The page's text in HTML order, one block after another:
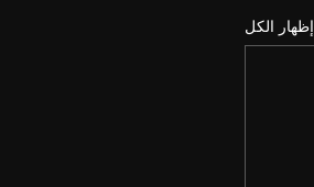
إظهار الكل